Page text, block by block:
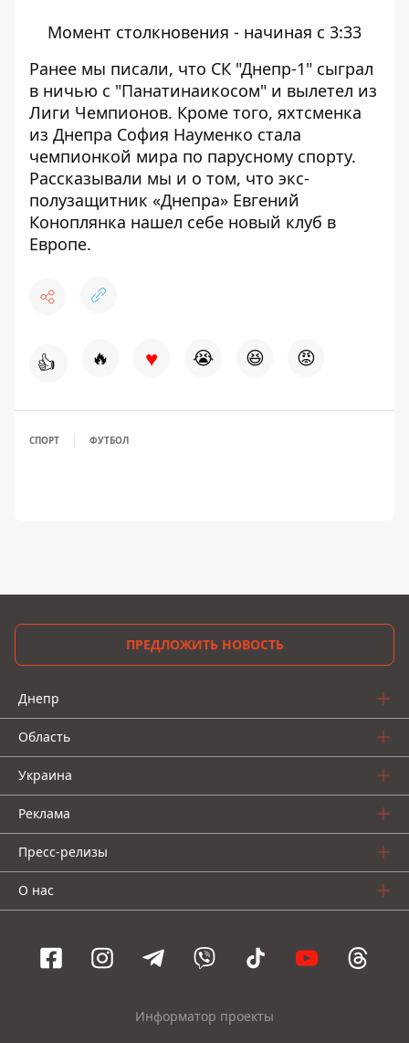
Момент столкновения - начиная с 3:33
Ранее мы писали, что СК "Днепр-1" сыграл
в ничью с "Панатинаикосом" и вылетел из
Лиги Чемпионов. Кроме того, яхтсменка
из Днепра София Науменко стала
чемпионкой мира по парусному спорту.
Рассказывали мы и о том, что экс-
полузащитник «Днепра» Евгений
Коноплянка нашел себе новый клуб в
Европе.
👍 🔥 ♥ 😭 😆 😡
СПОРТ ФУТБОЛ
ПРЕДЛОЖИТЬ НОВОСТЬ
Днепр
Область
Украина
Реклама
Пресс-релизы
О нас
Информатор проекты